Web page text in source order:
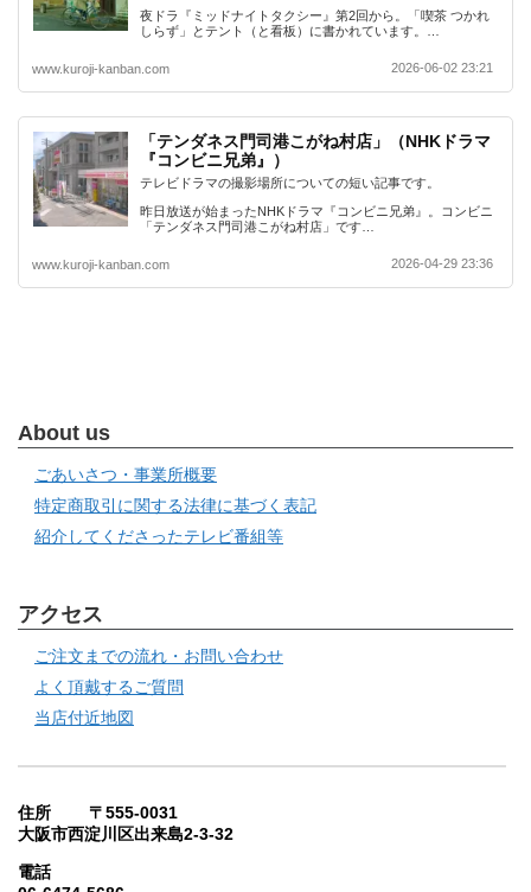
夜ドラ『ミッドナイトタクシー』第2回から。「喫茶 つかれ
しらず」とテント（と看板）に書かれています。…
www.kuroji-kanban.com 2026-06-02 23:21
「テンダネス門司港こがね村店」（NHKドラマ
『コンビニ兄弟』）
テレビドラマの撮影場所についての短い記事です。
昨日放送が始まったNHKドラマ『コンビニ兄弟』。コンビニ
「テンダネス門司港こがね村店」です…
www.kuroji-kanban.com 2026-04-29 23:36
About us
ごあいさつ・事業所概要
特定商取引に関する法律に基づく表記
紹介してくださったテレビ番組等
アクセス
ご注文までの流れ・お問い合わせ
よく頂戴するご質問
当店付近地図
住所 〒555-0031
大阪市西淀川区出来島2-3-32
電話